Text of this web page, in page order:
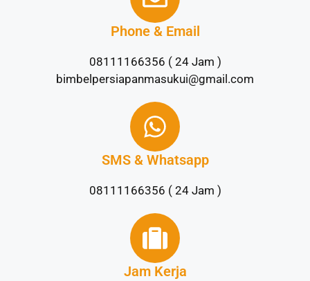
Phone & Email
08111166356 ( 24 Jam )
bimbelpersiapanmasukui@gmail.com
SMS & Whatsapp
08111166356 ( 24 Jam )
Jam Kerja